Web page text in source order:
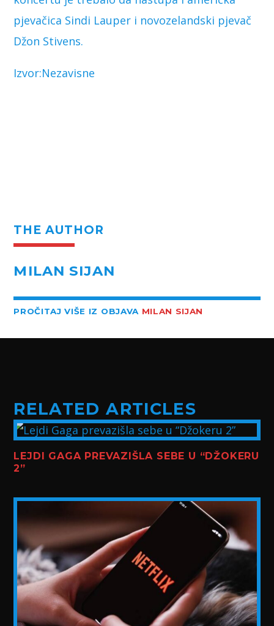
pjevačica Sindi Lauper i novozelandski pjevač
Džon Stivens.
Izvor:Nezavisne
THE AUTHOR
MILAN SIJAN
PROČITAJ VIŠE IZ OBJAVA MILAN SIJAN
RELATED ARTICLES
LEJDI GAGA PREVAZIŠLA SEBE U “DŽOKERU
2”